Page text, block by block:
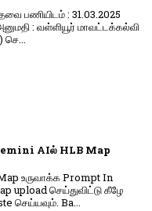
பணியிடம் : 31.03.2025
: வள்ளியூர் மாவட்டக்கல்வி
செ...
AIல் HLB Map
உருவாக்க Prompt In
upload செய்துவிட்டு கீழே
செய்யவும். Ba...